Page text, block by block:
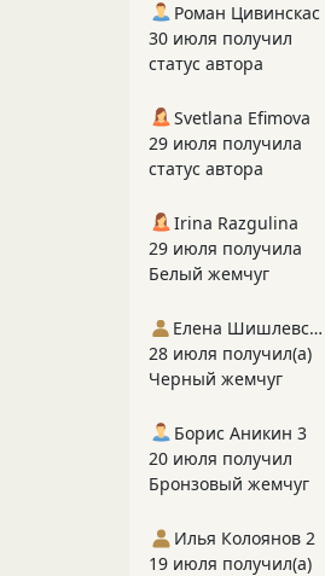
Роман Цивинскас
30 июля получил
статус автора
Svetlana Efimova
29 июля получила
статус автора
Irina Razgulina
29 июля получила
Белый жемчуг
Елена Шишлевская
28 июля получил(а)
Черный жемчуг
Борис Аникин 3
20 июля получил
Бронзовый жемчуг
Илья Колоянов 2
19 июля получил(а)